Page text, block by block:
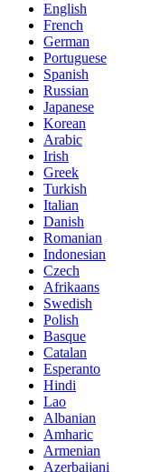
English
French
German
Portuguese
Spanish
Russian
Japanese
Korean
Arabic
Irish
Greek
Turkish
Italian
Danish
Romanian
Indonesian
Czech
Afrikaans
Swedish
Polish
Basque
Catalan
Esperanto
Hindi
Lao
Albanian
Amharic
Armenian
Azerbaijani